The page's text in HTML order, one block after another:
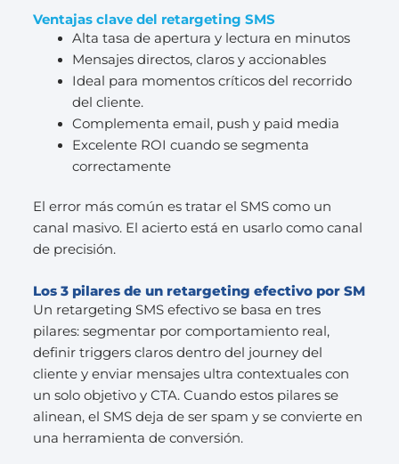
Ventajas clave del retargeting SMS
Alta tasa de apertura y lectura en minutos
Mensajes directos, claros y accionables
Ideal para momentos críticos del recorrido
del cliente.
Complementa email, push y paid media
Excelente ROI cuando se segmenta
correctamente
El error más común es tratar el SMS como un
canal masivo. El acierto está en usarlo como canal
de precisión.
Los 3 pilares de un retargeting efectivo por SM
Un retargeting SMS efectivo se basa en tres
pilares: segmentar por comportamiento real,
definir triggers claros dentro del journey del
cliente y enviar mensajes ultra contextuales con
un solo objetivo y CTA. Cuando estos pilares se
alinean, el SMS deja de ser spam y se convierte en
una herramienta de conversión.